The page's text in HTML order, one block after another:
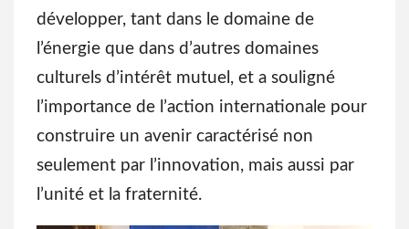
développer, tant dans le domaine de
l’énergie que dans d’autres domaines
culturels d’intérêt mutuel, et a souligné
l’importance de l’action internationale pour
construire un avenir caractérisé non
seulement par l’innovation, mais aussi par
l’unité et la fraternité.